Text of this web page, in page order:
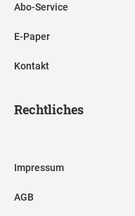
Abo-Service
E-Paper
Kontakt
Rechtliches
Impressum
AGB